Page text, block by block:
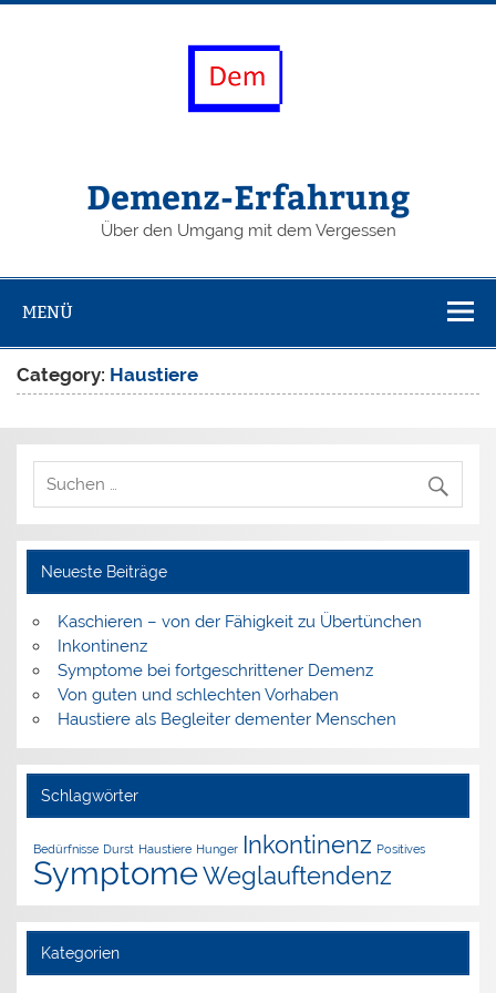
Skip
Demenz-Erfahrung
Über den Umgang mit dem Vergessen
MENÜ
Category: Haustiere
Neueste Beiträge
Kaschieren – von der Fähigkeit zu Übertünchen
Inkontinenz
Symptome bei fortgeschrittener Demenz
Von guten und schlechten Vorhaben
Haustiere als Begleiter dementer Menschen
Schlagwörter
Bedürfnisse Durst Haustiere Hunger Inkontinenz Positives
SymptomeWeglauftendenz
Kategorien